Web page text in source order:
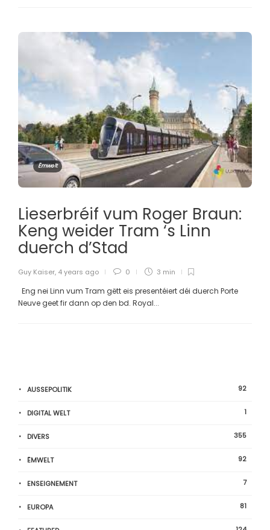
Ëmwelt
Lieserbréif vum Roger Braun:
Keng weider Tram ‘s Linn
duerch d’Stad
Guy Kaiser, 4 years ago 0 3 min
Eng nei Linn vum Tram gëtt eis presentéiert déi duerch Porte
Neuve geet fir dann op den bd. Royal...
AUSSEPOLITIK 92
DIGITAL WELT 1
DIVERS 355
ËMWELT 92
ENSEIGNEMENT 7
EUROPA 81